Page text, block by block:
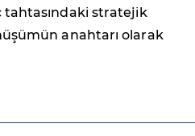
tahtasındaki stratejik
anahtarı olarak